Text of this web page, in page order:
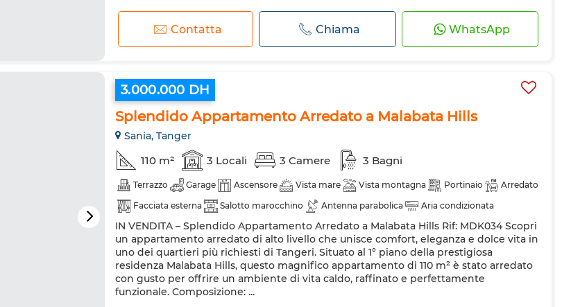
Contatta Chiama WhatsApp
3.000.000 DH
Splendido Appartamento Arredato a Malabata Hills
Sania, Tanger
110 m² 3 Locali 3 Camere 3 Bagni
Terrazzo Garage Ascensore Vista mare Vista montagna Portinaio
Arredato
Facciata esterna
Salotto marocchino Antenna parabolica
Aria condizionata
Doppi vetri
Porta rinforzata Cucina attrezzata Frigorifero Forno
Lavatrice
Forno a microonde
IN VENDITA – Splendido Appartamento Arredato a Malabata Hills Rif: MDK034 Scopri
un appartamento arredato di alto livello che unisce comfort, eleganza e dolce vita in
uno dei quartieri più richiesti di Tangeri. Situato al 1° piano della prestigiosa
residenza Malabata Hills, questo magnifico appartamento di 110 m² è stato arredato
con gusto per offrire un ambiente di vita caldo, raffinato e perfettamente
funzionale. Composizione: ...